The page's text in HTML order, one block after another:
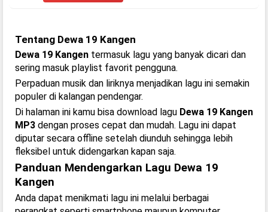
Tentang Dewa 19 Kangen
Dewa 19 Kangen termasuk lagu yang banyak dicari dan
sering masuk playlist favorit pengguna.
Perpaduan musik dan liriknya menjadikan lagu ini semakin
populer di kalangan pendengar.
Di halaman ini kamu bisa download lagu Dewa 19 Kangen
MP3 dengan proses cepat dan mudah. Lagu ini dapat
diputar secara offline setelah diunduh sehingga lebih
fleksibel untuk didengarkan kapan saja.
Panduan Mendengarkan Lagu Dewa 19
Kangen
Anda dapat menikmati lagu ini melalui berbagai